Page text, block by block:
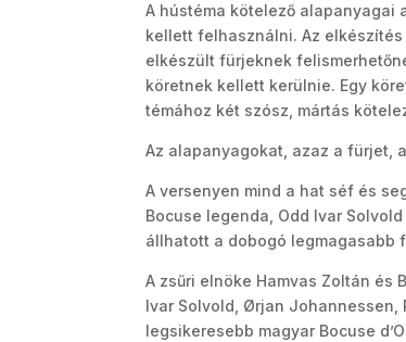
A hústéma kötelező alapanyagai
kellett felhasználni. Az
elkészült fürjeknek
köretnek kellett kerülnie. Egy
témához két szósz, mártás
Az alapanyagokat, azaz a fürjet,
A versenyen mind a hat séf és
Bocuse legenda, Odd Ivar
állhatott a dobogó legmagasabb
A zsűri elnöke Hamvas Zoltán és
Ivar Solvold, Ørjan Johannessen,
legsikeresebb magyar Bocuse